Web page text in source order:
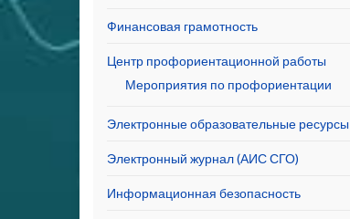
Финансовая грамотность
Центр профориентационной работы
Мероприятия по профориентации
Электронные образовательные ресурсы
Электронный журнал (АИС СГО)
Информационная безопасность